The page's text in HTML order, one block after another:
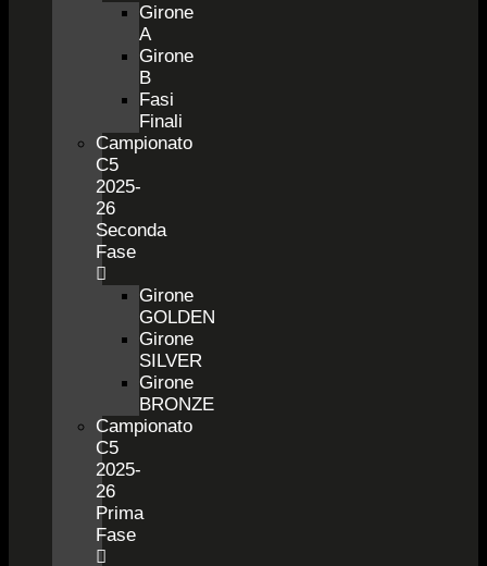
Girone
A
Girone
B
Fasi
Finali
Campionato
C5
2025-
26
Seconda
Fase
Girone
GOLDEN
Girone
SILVER
Girone
BRONZE
Campionato
C5
2025-
26
Prima
Fase